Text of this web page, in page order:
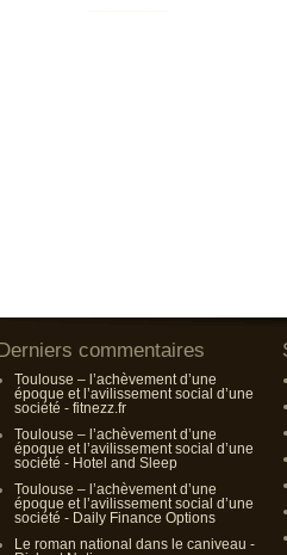
commentaires
Toulouse – l’achèvement d’une
époque et l’avilissement social d’une
société - fitnezz.fr
Toulouse – l’achèvement d’une
époque et l’avilissement social d’une
société - Hotel and Sleep
Toulouse – l’achèvement d’une
époque et l’avilissement social d’une
société - Daily Finance Options
Le roman national dans le caniveau -